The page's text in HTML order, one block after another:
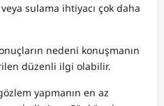
sulama ihtiyacı çok daha
nedeni konuşmanın
düzenli ilgi olabilir.
yapmanın en az